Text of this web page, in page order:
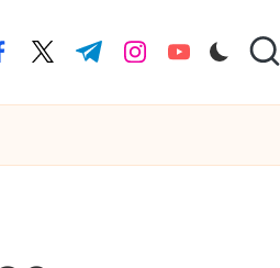
twitter.com
t.me instagram.com
youtube.com